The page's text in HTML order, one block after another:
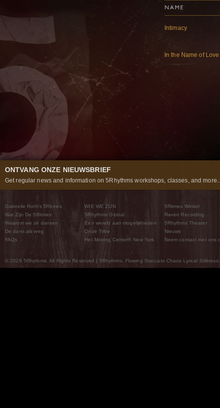
NAME
Intimacy
In the Name of Love
ONTVANG ONZE NIEUWSBRIEF
Get regular news and information on 5Rhythms workshops, classes, and
Gabrielle Roth’s 5Ritmes
Wat Zijn De 5Ritmes
Waarom we ze dansen
De dans als weg
FAQs
WIE WE ZIJN
5Rhythms Global
Een wereld aan mogelijkheden
Onze Tribe
Het Moving Center® New York
5Ritmes Winkel
Raven Recording
5Rhythms Theater
Nieuws
Neem contact met ons
© 2026 5Rhythms. All Rights Reserved | 5Rhythms, Flowing Staccato Chaos Lyrical